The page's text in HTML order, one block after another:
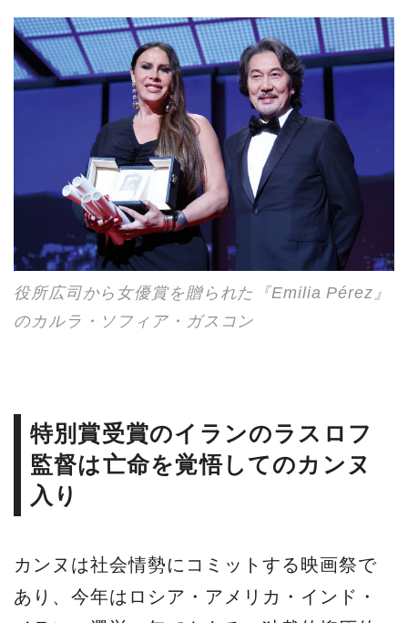
役所広司から女優賞を贈られた『Emilia Pérez』
のカルラ・ソフィア・ガスコン
特別賞受賞のイランのラスロフ
監督は亡命を覚悟してのカンヌ
入り
カンヌは社会情勢にコミットする映画祭で
あり、今年はロシア・アメリカ・インド・